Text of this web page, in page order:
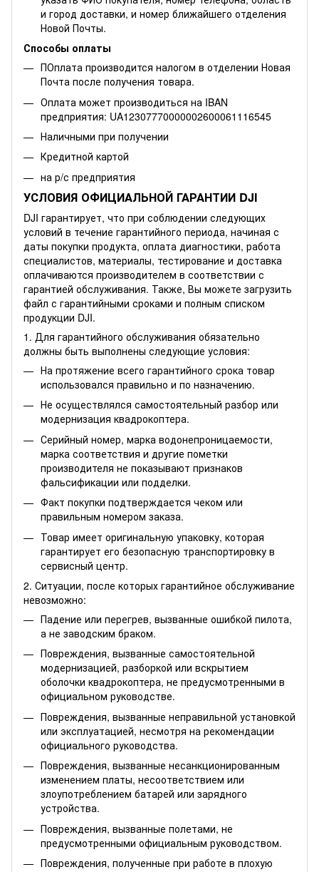
и город доставки, и номер ближайшего отделения
Новой Почты.
Способы оплаты
ПОплата производится налогом в отделении Новая
Почта после получения товара.
Оплата может производиться на IBAN
предприятия: UA12307770000002600061116545
Наличными при получении
Кредитной картой
на р/с предприятия
УСЛОВИЯ ОФИЦИАЛЬНОЙ ГАРАНТИИ DJI
DJI гарантирует, что при соблюдении следующих
условий в течение гарантийного периода, начиная с
даты покупки продукта, оплата диагностики, работа
специалистов, материалы, тестирование и доставка
оплачиваются производителем в соответствии с
гарантией обслуживания. Также, Вы можете загрузить
файл с гарантийными сроками и полным списком
продукции DJI.
1. Для гарантийного обслуживания обязательно
должны быть выполнены следующие условия:
На протяжение всего гарантийного срока товар
использовался правильно и по назначению.
Не осуществлялся самостоятельный разбор или
модернизация квадрокоптера.
Серийный номер, марка водонепроницаемости,
марка соответствия и другие пометки
производителя не показывают признаков
фальсификации или подделки.
Факт покупки подтверждается чеком или
правильным номером заказа.
Товар имеет оригинальную упаковку, которая
гарантирует его безопасную транспортировку в
сервисный центр.
2. Ситуации, после которых гарантийное обслуживание
невозможно:
Падение или перегрев, вызванные ошибкой пилота,
а не заводским браком.
Повреждения, вызванные самостоятельной
модернизацией, разборкой или вскрытием
оболочки квадрокоптера, не предусмотренными в
официальном руководстве.
Повреждения, вызванные неправильной установкой
или эксплуатацией, несмотря на рекомендации
официального руководства.
Повреждения, вызванные несанкционированным
изменением платы, несоответствием или
злоупотреблением батарей или зарядного
устройства.
Повреждения, вызванные полетами, не
предусмотренными официальным руководством.
Повреждения, полученные при работе в плохую